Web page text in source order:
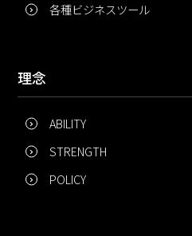
各種ビジネスツール
理念
ABILITY
STRENGTH
POLICY